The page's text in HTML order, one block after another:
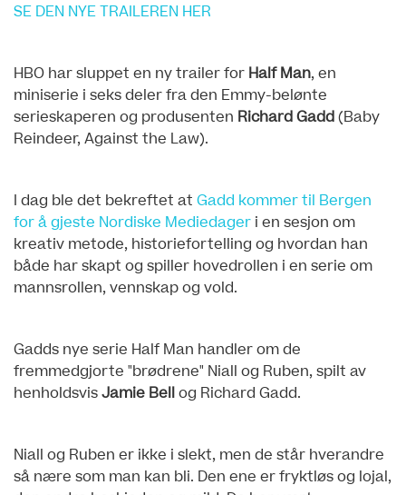
SE DEN NYE TRAILEREN HER
HBO har sluppet en ny trailer for Half Man, en
miniserie i seks deler fra den Emmy-belønte
serieskaperen og produsenten Richard Gadd(Baby
Reindeer, Against the Law).
I dag ble det bekreftet at Gadd kommer til Bergen
for å gjeste Nordiske Mediedager i en sesjon om
kreativ metode, historiefortelling og hvordan han
både har skapt og spiller hovedrollen i en serie om
mannsrollen, vennskap og vold.
Gadds nye serie Half Man handler om de
fremmedgjorte "brødrene" Niall og Ruben, spilt av
henholdsvisJamie Bellog Richard Gadd.
Niall og Ruben er ikke i slekt, men de står hverandre
så nære som man kan bli. Den ene er fryktløs og lojal,